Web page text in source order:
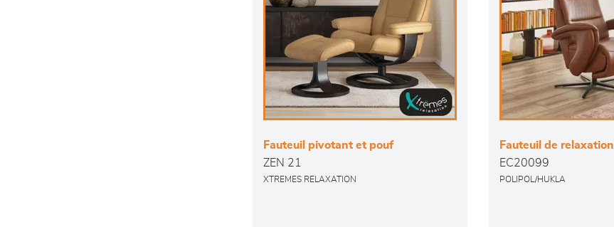
Fauteuil pivotant et pouf
ZEN 21
XTREMES RELAXATION
Fauteuil de relaxation
EC20099
POLIPOL/HUKLA